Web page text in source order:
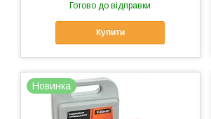
Готово до відправки
Купити
Новинка